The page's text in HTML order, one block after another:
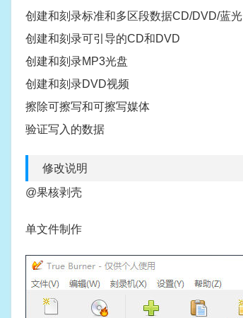
创建和刻录标准和多区段数据CD/DVD/蓝光
创建和刻录可引导的CD和DVD
创建和刻录MP3光盘
创建和刻录DVD视频
擦除可擦写和可擦写媒体
验证写入的数据
修改说明
@果核剥壳
单文件制作